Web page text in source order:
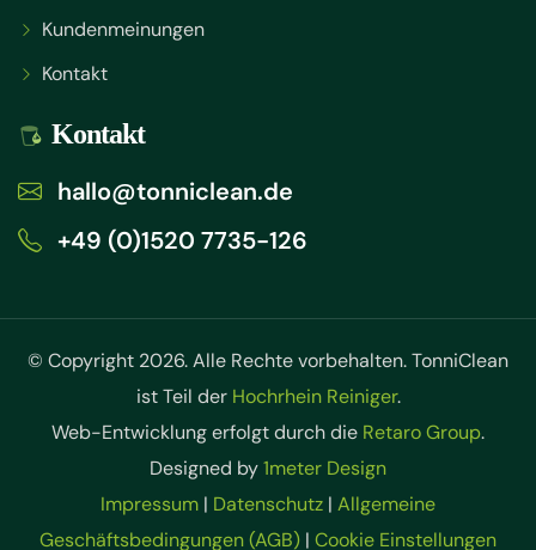
Kundenmeinungen
Kontakt
Kontakt
hallo@tonniclean.de
+49 (0)1520 7735-126
© Copyright 2026. Alle Rechte vorbehalten. TonniClean
ist Teil der Hochrhein Reiniger.
Web-Entwicklung erfolgt durch die Retaro Group.
Designed by1meter Design
Impressum | Datenschutz | Allgemeine
Geschäftsbedingungen (AGB) | Cookie Einstellungen